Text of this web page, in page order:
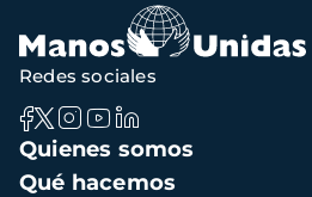
Navegación
principal
Quienes somos
Qué hacemos
Redes sociales